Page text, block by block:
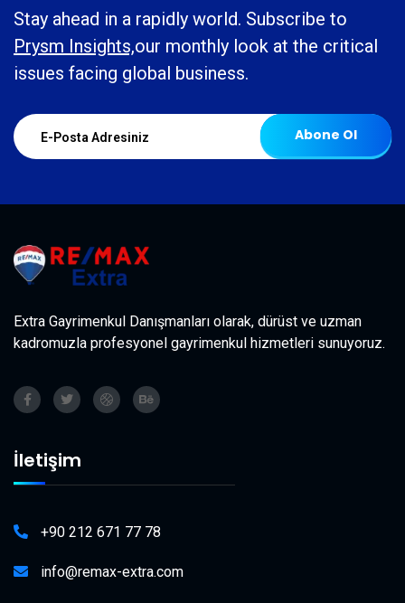
Stay ahead in a rapidly world. Subscribe to
Prysm Insights,our monthly look at the critical
issues facing global business.
Abone Ol
Extra Gayrimenkul Danışmanları olarak, dürüst ve uzman
kadromuzla profesyonel gayrimenkul hizmetleri sunuyoruz.
İletişim
+90 212 671 77 78
info@remax-extra.com